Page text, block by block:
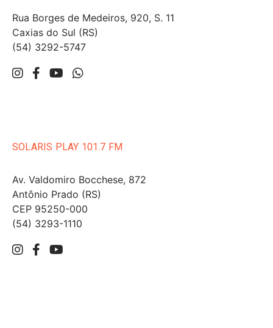
Rua Borges de Medeiros, 920, S. 11
Caxias do Sul (RS)
(54) 3292-5747
SOLARIS PLAY 101.7 FM
Av. Valdomiro Bocchese, 872
Antônio Prado (RS)
CEP 95250-000
(54) 3293-1110